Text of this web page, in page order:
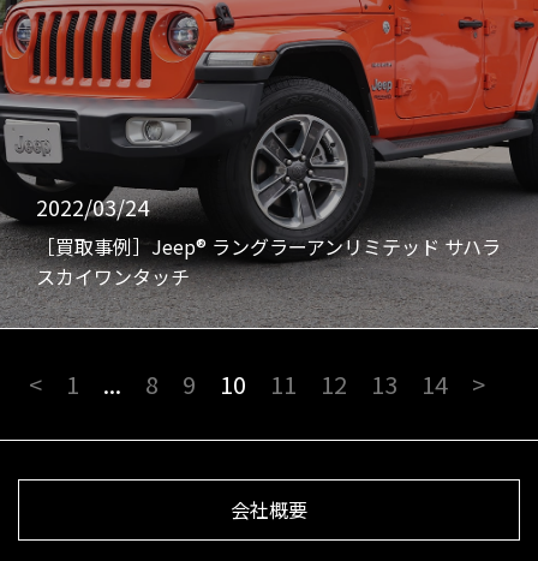
2022/03/24
［買取事例］Jeep® ラングラーアンリミテッド サハラ
スカイワンタッチ
< 1 ... 8 9 10 11 12 13 14 >
会社概要